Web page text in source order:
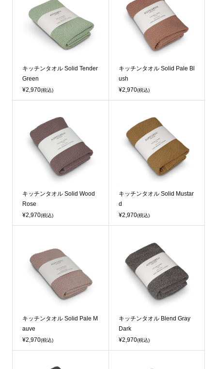
キッチンタオル Solid Tender
Green
¥2,970(税込)
キッチンタオル Solid Pale Bl
ush
¥2,970(税込)
キッチンタオル Solid Wood
Rose
¥2,970(税込)
キッチンタオル Solid Mustar
d
¥2,970(税込)
キッチンタオル Solid Pale M
auve
¥2,970(税込)
キッチンタオル Blend Gray
Dark
¥2,970(税込)